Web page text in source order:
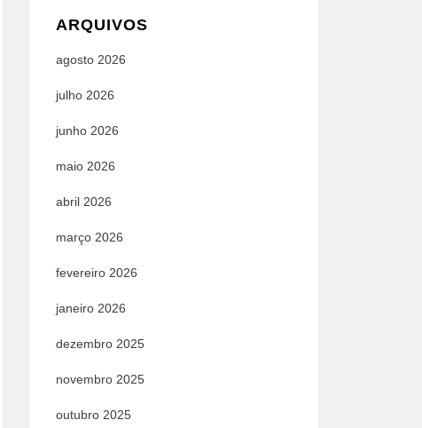
ARQUIVOS
agosto 2026
julho 2026
junho 2026
maio 2026
abril 2026
março 2026
fevereiro 2026
janeiro 2026
dezembro 2025
novembro 2025
outubro 2025